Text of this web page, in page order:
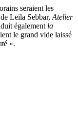
seraient les
de Leila Sebbar, Atelier
également la
le grand vide laissé
».